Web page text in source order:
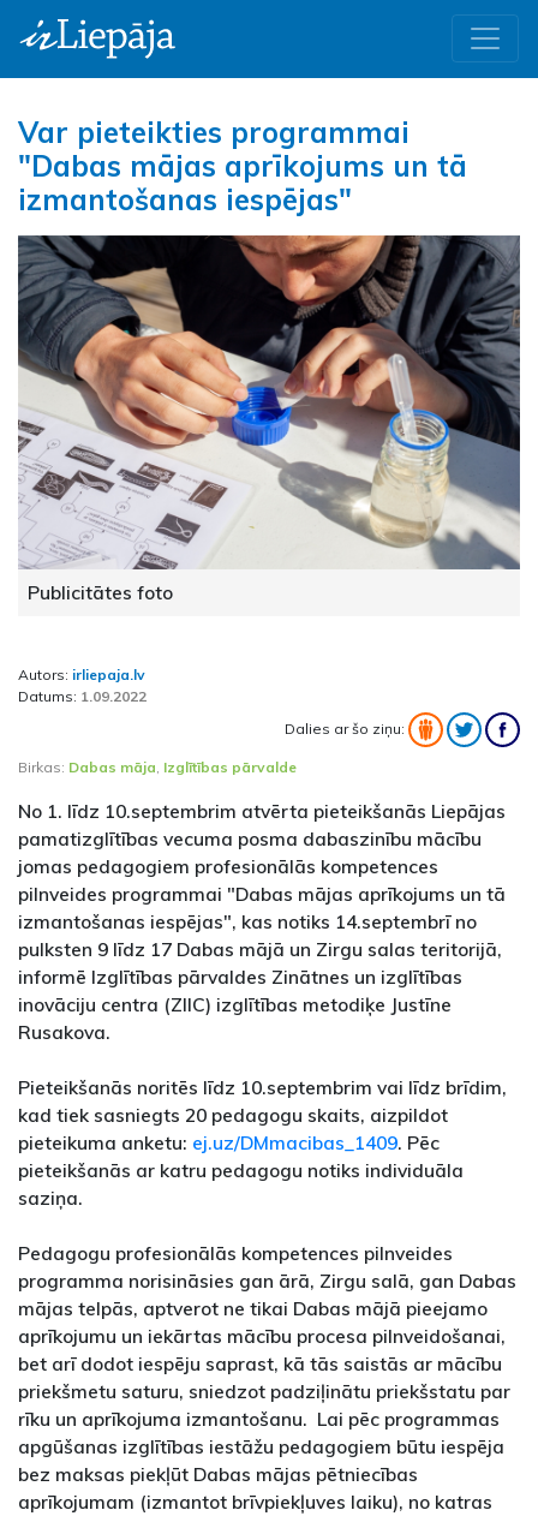
Var pieteikties programmai
"Dabas mājas aprīkojums un tā
izmantošanas iespējas"
Publicitātes foto
Autors: irliepaja.lv
Datums: 1.09.2022
Dalies ar šo ziņu:
Birkas: Dabas māja, Izglītības pārvalde
No 1. līdz 10.septembrim atvērta pieteikšanās Liepājas
pamatizglītības vecuma posma dabaszinību mācību
jomas pedagogiem profesionālās kompetences
pilnveides programmai "Dabas mājas aprīkojums un tā
izmantošanas iespējas", kas notiks 14.septembrī no
pulksten 9 līdz 17 Dabas mājā un Zirgu salas teritorijā,
informē Izglītības pārvaldes Zinātnes un izglītības
inovāciju centra (ZIIC) izglītības metodiķe Justīne
Rusakova.
Pieteikšanās noritēs līdz 10.septembrim vai līdz brīdim,
kad tiek sasniegts 20 pedagogu skaits, aizpildot
pieteikuma anketu: ej.uz/DMmacibas_1409. Pēc
pieteikšanās ar katru pedagogu notiks individuāla
saziņa.
Pedagogu profesionālās kompetences pilnveides
programma norisināsies gan ārā, Zirgu salā, gan Dabas
mājas telpās, aptverot ne tikai Dabas mājā pieejamo
aprīkojumu un iekārtas mācību procesa pilnveidošanai,
bet arī dodot iespēju saprast, kā tās saistās ar mācību
priekšmetu saturu, sniedzot padziļinātu priekšstatu par
rīku un aprīkojuma izmantošanu. Lai pēc programmas
apgūšanas izglītības iestāžu pedagogiem būtu iespēja
bez maksas piekļūt Dabas mājas pētniecības
aprīkojumam (izmantot brīvpiekļuves laiku), no katras